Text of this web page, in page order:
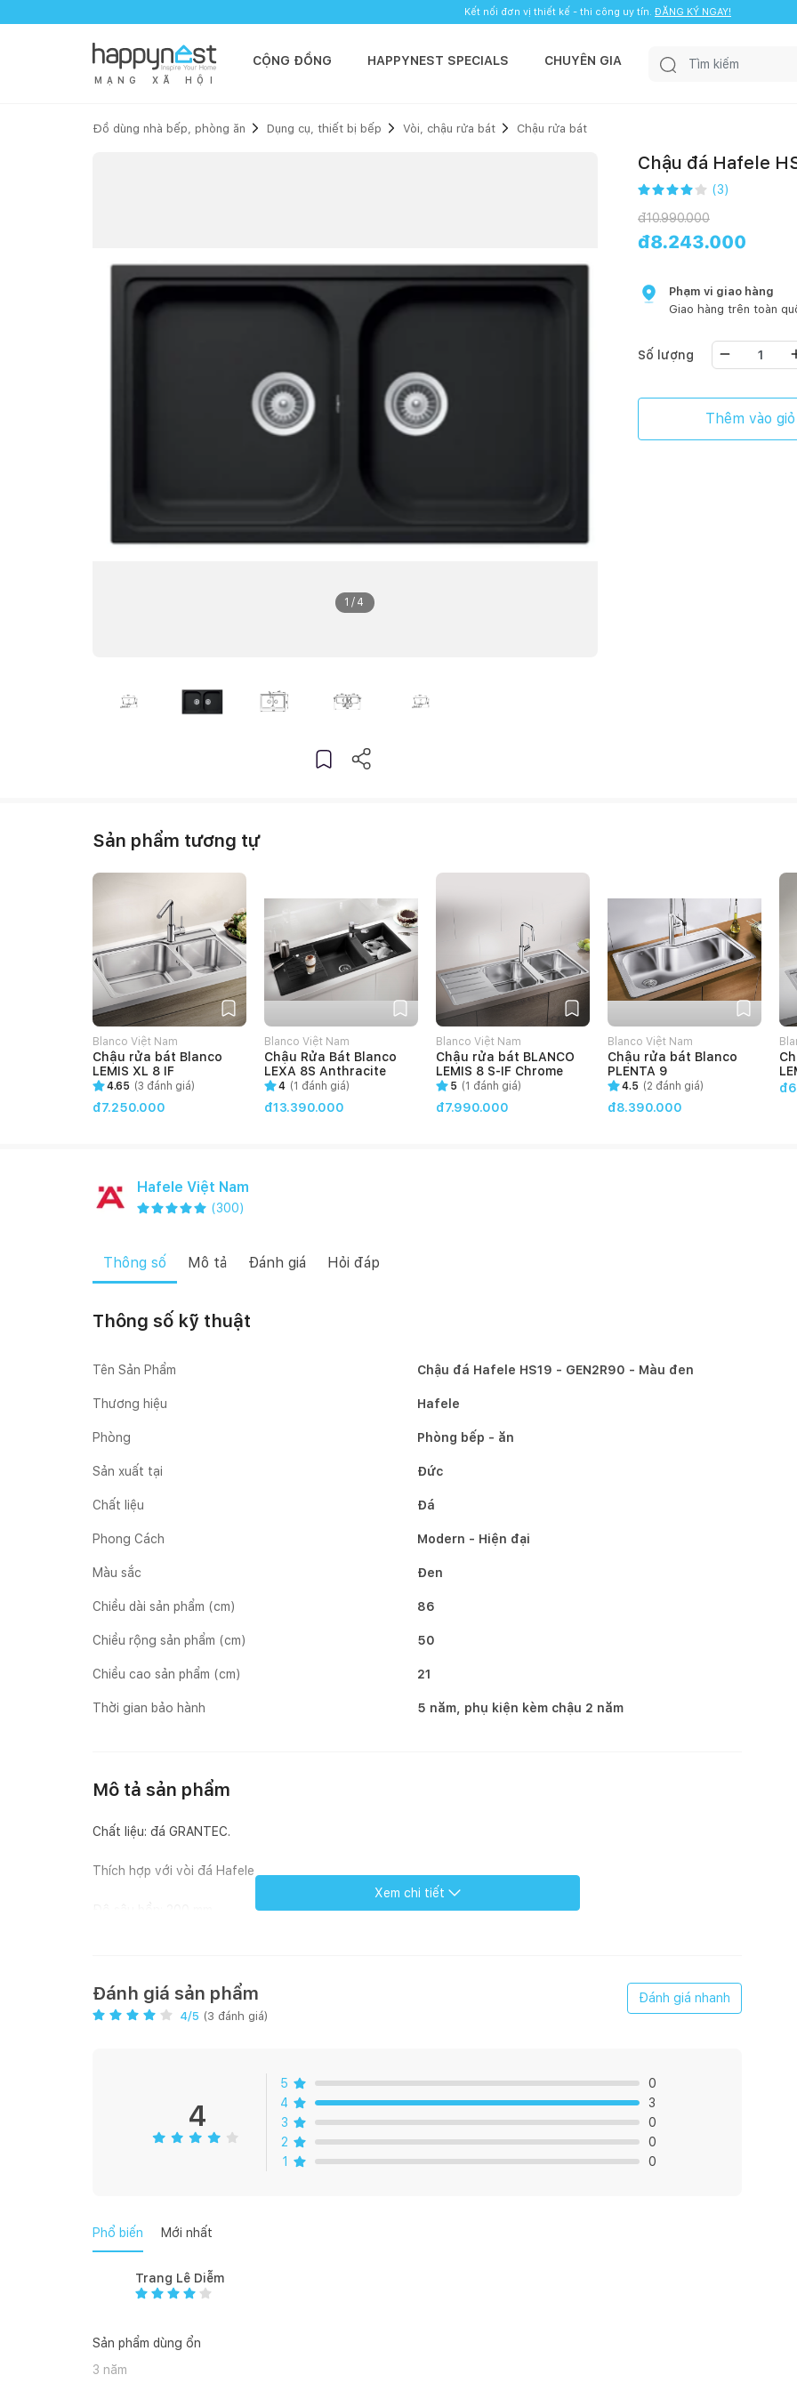
Kết nối đơn vị thiết kế - thi công uy tín. ĐĂNG KÝ NGAY!
M Ạ N G X Ã H Ộ I
CỘNG ĐỒNG HAPPYNEST SPECIALS CHUYÊN GIA
Đồ dùng nhà bếp, phòng ăn Dụng cụ, thiết bị bếp Vòi, chậu rửa bát Chậu rửa bát
1 / 4
Chậu đá Hafele
(3)
đ10.990.000
đ8.243.000
Phạm vi giao hàng
Giao hàng trên toàn
Số lượng
Thêm vào giỏ
Sản phẩm tương tự
Blanco Việt Nam
Chậu rửa bát Blanco
LEMIS XL 8 IF
4.65 (3 đánh giá)
đ7.250.000
Blanco Việt Nam
Chậu Rửa Bát Blanco
LEXA 8S Anthracite
4 (1 đánh giá)
đ13.390.000
Blanco Việt Nam
Chậu rửa bát BLANCO
LEMIS 8 S-IF Chrome
5 (1 đánh giá)
đ7.990.000
Blanco Việt Nam
Chậu rửa bát Blanco
PLENTA 9
4.5 (2 đánh giá)
đ8.390.000
Hafele Việt Nam
(300)
Thông số Mô tả Đánh giá Hỏi đáp
Thông số kỹ thuật
Tên Sản Phẩm Chậu đá Hafele HS19 - GEN2R90 - Màu đen
Thương hiệu Hafele
Phòng Phòng bếp - ăn
Sản xuất tại Đức
Chất liệu Đá
Phong Cách Modern - Hiện đại
Màu sắc Đen
Chiều dài sản phẩm (cm) 86
Chiều rộng sản phẩm (cm) 50
Chiều cao sản phẩm (cm) 21
Thời gian bảo hành 5 năm, phụ kiện kèm chậu 2 năm
Mô tả sản phẩm
Chất liệu: đá GRANTEC.
Thích hợp với vòi đá Hafele
Kích thước chậu: 860D x 500R mm.
Đóng gói: 1 bộ tiêu chuẩn (kèm siphon).
Kích thước tủ tối thiểu đề nghị: 90 cm
Xem chi tiết
Đánh giá sản phẩm
4/5 (3 đánh giá)
Đánh giá nhanh
4
5
0
4
3
3
0
2
0
1
0
Phổ biến Mới nhất
Trang Lê Diễm
Sản phẩm dùng ổn
3 năm